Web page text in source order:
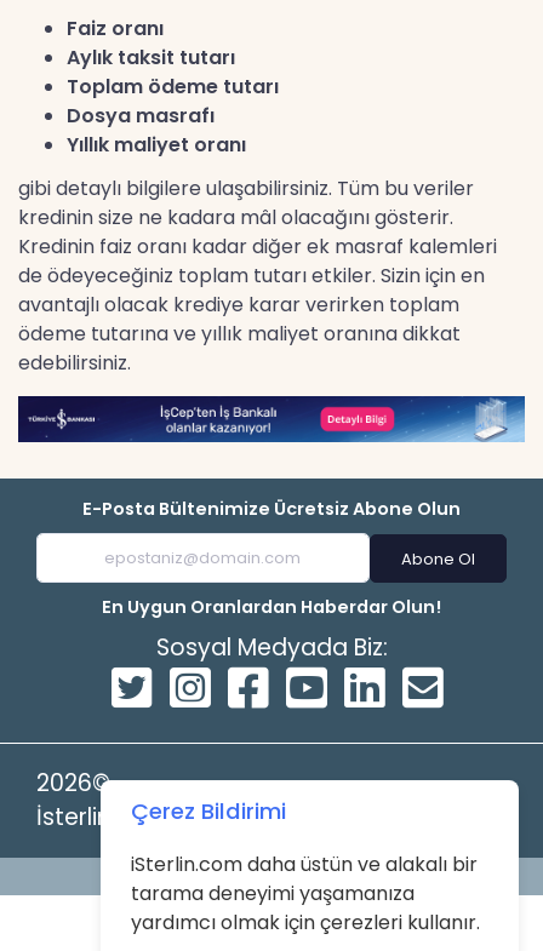
Faiz oranı
Aylık taksit tutarı
Toplam ödeme tutarı
Dosya masrafı
Yıllık maliyet oranı
gibi detaylı bilgilere ulaşabilirsiniz. Tüm bu veriler
kredinin size ne kadara mâl olacağını gösterir.
Kredinin faiz oranı kadar diğer ek masraf kalemleri
de ödeyeceğiniz toplam tutarı etkiler. Sizin için en
avantajlı olacak krediye karar verirken toplam
ödeme tutarına ve yıllık maliyet oranına dikkat
edebilirsiniz.
E-Posta Bültenimize Ücretsiz Abone Olun
Abone Ol
En Uygun Oranlardan Haberdar Olun!
Sosyal Medyada Biz:
2026©
İsterlin
Powered by
Çerez Bildirimi
iSterlin.com daha üstün ve alakalı bir
tarama deneyimi yaşamanıza
yardımcı olmak için çerezleri kullanır.